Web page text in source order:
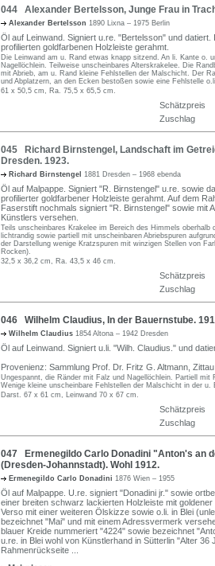
044 Alexander Bertelsson, Junge Frau in
Alexander Bertelsson 1890 Lixna – 1975 Berlin
Öl auf Leinwand. Signiert u.re. "Bertelsson" und datiert.
profilierten goldfarbenen Holzleiste gerahmt.
Die Leinwand am u. Rand etwas knapp sitzend. An li. Kante o.
Nagellöchlein. Teilweise unscheinbares Alterskrakelee. Die
mit Abrieb, am u. Rand kleine Fehlstellen der Malschicht. Der
und Abplatzern, an den Ecken bestoßen sowie eine Fehlstelle
61 x 50,5 cm, Ra. 75,5 x 65,5 cm.
Schätzpreis
Zuschlag
045 Richard Birnstengel, Landschaft im
Dresden. 1923.
Richard Birnstengel 1881 Dresden – 1968 ebenda
Öl auf Malpappe. Signiert "R. Birnstengel" u.re. sowie
profilierter goldfarbener Holzleiste gerahmt. Auf dem
Faserstift nochmals signiert "R. Birnstengel" sowie mit
Künstlers versehen.
Teils unscheinbares Krakelee im Bereich des Himmels oberhalb
lichtrandig sowie partiell mit unscheinbaren Abriebspuren
der Darstellung wenige Kratzspuren mit winzigen Stellen von
Rocken).
32,5 x 36,2 cm, Ra. 43,5 x 46 cm.
Schätzpreis
Zuschlag
046 Wilhelm Claudius, In der Bauernstube.
Wilhelm Claudius 1854 Altona – 1942 Dresden
Öl auf Leinwand. Signiert u.li. "Wilh. Claudius." und
Provenienz: Sammlung Prof. Dr. Fritz G. Altmann,
Ungespannt, die Ränder mit Falz und Nagellöchlein. Partiell mit
Wenige kleine unscheinbare Fehlstellen der Malschicht in der u.
Darst. 67 x 61 cm, Leinwand 70 x 67 cm.
Schätzpreis
Zuschlag
047 Ermenegildo Carlo Donadini "Anton's an
(Dresden-Johannstadt). Wohl 1912.
Ermenegildo Carlo Donadini 1876 Wien – 1955
Öl auf Malpappe. U.re. signiert "Donadini jr." sowie
einer breiten schwarz lackierten Holzleiste mit goldener
Verso mit einer weiteren Ölskizze sowie o.li. in Blei
bezeichnet "Mai" und mit einem Adressvermerk
blauer Kreide nummeriert "4224" sowie bezeichnet
u.re. in Blei wohl von Künstlerhand in Sütterlin "Alter 36
Rahmenrückseite